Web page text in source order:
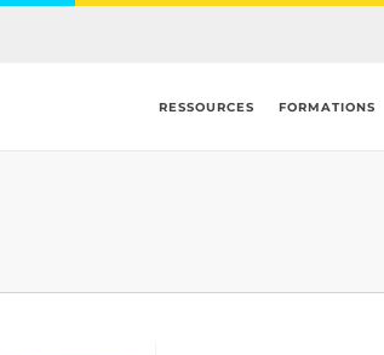
RESSOURCES FORMATIONS